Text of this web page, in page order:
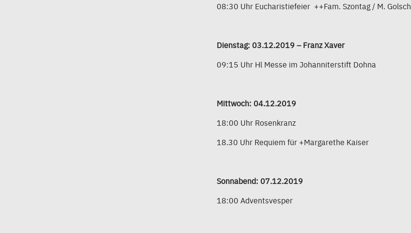
08:30 Uhr Eucharistiefeier ++Fam. Szontag / M. Golsch
Dienstag: 03.12.2019 – Franz Xaver
09:15 Uhr Hl Messe im Johanniterstift Dohna
Mittwoch: 04.12.2019
18:00 Uhr Rosenkranz
18.30 Uhr Requiem für +Margarethe Kaiser
Sonnabend: 07.12.2019
18:00 Adventsvesper